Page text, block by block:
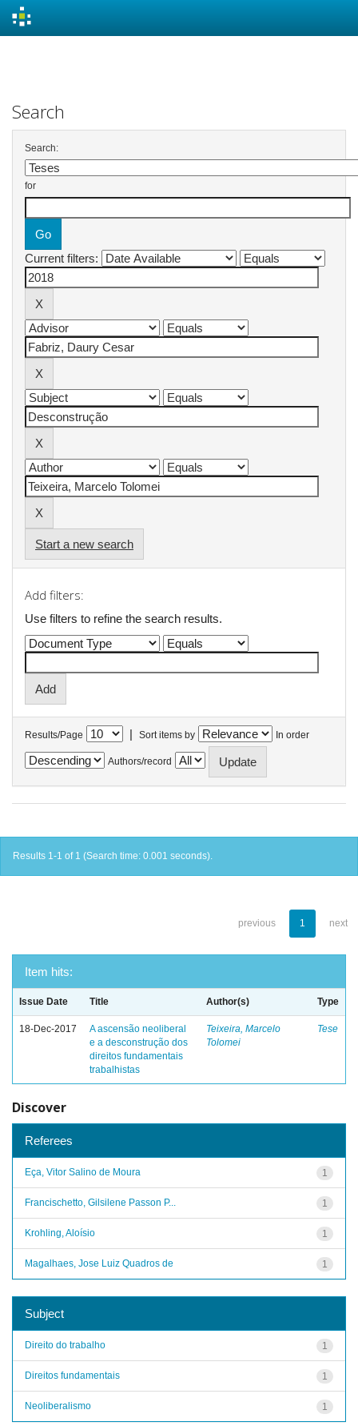
Search
Search:
for
Current filters:
Start a new search
Add filters:
Use filters to refine the search results.
Results/Page | Sort items by In order
Authors/record
Results 1-1 of 1 (Search time: 0.001 seconds).
previous 1 next
Item hits:
Issue Date Title Author(s) Type
18-Dec-2017
A ascensão neoliberal
e a desconstrução dos
direitos fundamentais
trabalhistas
Teixeira, Marcelo
Tolomei
Tese
Discover
Referees
1
Eça, Vitor Salino de Moura
1
Francischetto, Gilsilene Passon P...
1
Krohling, Aloísio
1
Magalhaes, Jose Luiz Quadros de
Subject
1
Direito do trabalho
1
Direitos fundamentais
1
Neoliberalismo